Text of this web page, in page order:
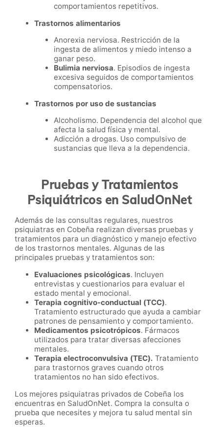
comportamientos repetitivos.
Trastornos alimentarios
Anorexia nerviosa. Restricción de la
ingesta de alimentos y miedo intenso a
ganar peso.
Bulimia nerviosa. Episodios de ingesta
excesiva seguidos de comportamientos
compensatorios.
Trastornos por uso de sustancias
Alcoholismo. Dependencia del alcohol que
afecta la salud física y mental.
Adicción a drogas. Uso compulsivo de
sustancias que lleva a la dependencia.
Pruebas y Tratamientos
Psiquiátricos en SaludOnNet
Además de las consultas regulares, nuestros
psiquiatras en Cobeña realizan diversas pruebas y
tratamientos para un diagnóstico y manejo efectivo
de los trastornos mentales. Algunas de las
principales pruebas y tratamientos son:
Evaluaciones psicológicas. Incluyen
entrevistas y cuestionarios para evaluar el
estado mental y emocional.
Terapia cognitivo-conductual (TCC).
Tratamiento estructurado que ayuda a cambiar
patrones de pensamiento y comportamiento.
Medicamentos psicotrópicos. Fármacos
utilizados para tratar diversas afecciones
mentales.
Terapia electroconvulsiva (TEC). Tratamiento
para trastornos graves cuando otros
tratamientos no han sido efectivos.
Los mejores psiquiatras privados de Cobeña los
encuentras en SaludOnNet. Compra la consulta o
prueba que necesites y mejora tu salud mental sin
esperas.